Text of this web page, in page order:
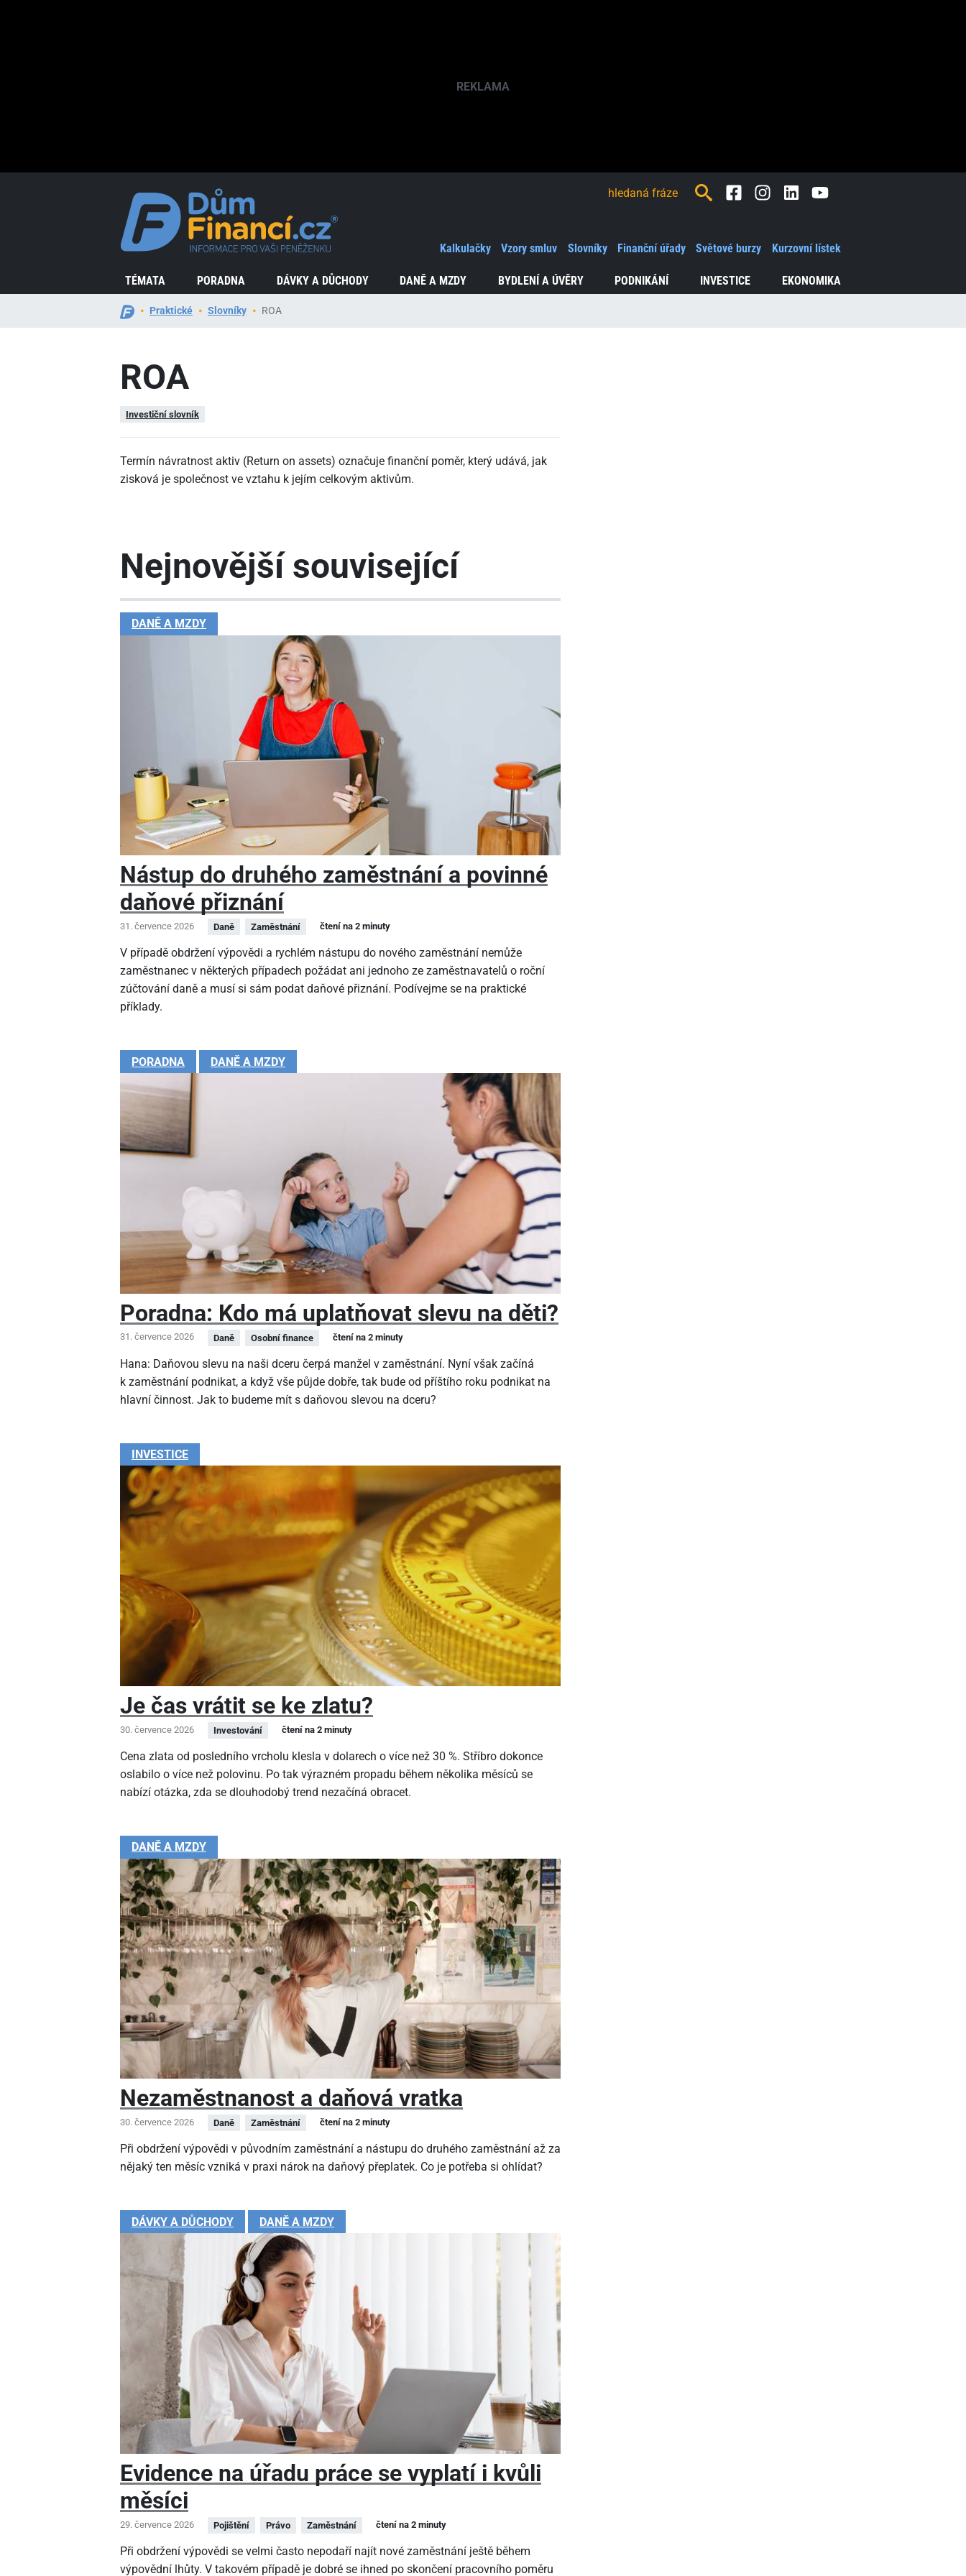
TÉMATA PORADNA DÁVKY A DŮCHODY DANĚ A MZDY BYDLENÍ A ÚVĚRY PODNIKÁNÍ INVESTICE EKONOMIKA
Kalkulačky Vzory smluv Slovníky Finanční úřady Světové burzy Kurzovní lístek
FacebookInstagramLinkedInYoutube
Praktické Slovníky ROA
ROA
Investiční slovník
Termín návratnost aktiv (Return on assets) označuje finanční poměr, který udává, jak
zisková je společnost ve vztahu k jejím celkovým aktivům.
Nejnovější související
DANĚ A MZDY
Nástup do druhého zaměstnání a povinné
daňové přiznání
31. července 2026 Daně Zaměstnání čtení na 2 minuty
V případě obdržení výpovědi a rychlém nástupu do nového zaměstnání nemůže
zaměstnanec v některých případech požádat ani jednoho ze zaměstnavatelů o roční
zúčtování daně a musí si sám podat daňové přiznání. Podívejme se na praktické
příklady.
PORADNA DANĚ A MZDY
Poradna: Kdo má uplatňovat slevu na děti?
31. července 2026 Daně Osobní finance čtení na 2 minuty
Hana: Daňovou slevu na naši dceru čerpá manžel v zaměstnání. Nyní však začíná
k zaměstnání podnikat, a když vše půjde dobře, tak bude od příštího roku podnikat na
hlavní činnost. Jak to budeme mít s daňovou slevou na dceru?
INVESTICE
Je čas vrátit se ke zlatu?
30. července 2026 Investování čtení na 2 minuty
Cena zlata od posledního vrcholu klesla v dolarech o více než 30 %. Stříbro dokonce
oslabilo o více než polovinu. Po tak výrazném propadu během několika měsíců se
nabízí otázka, zda se dlouhodobý trend nezačíná obracet.
DANĚ A MZDY
Nezaměstnanost a daňová vratka
30. července 2026 Daně Zaměstnání čtení na 2 minuty
Při obdržení výpovědi v původním zaměstnání a nástupu do druhého zaměstnání až za
nějaký ten měsíc vzniká v praxi nárok na daňový přeplatek. Co je potřeba si ohlídat?
DÁVKY A DŮCHODY DANĚ A MZDY
Evidence na úřadu práce se vyplatí i kvůli
měsíci
29. července 2026 Pojištění Právo Zaměstnání čtení na 2 minuty
Při obdržení výpovědi se velmi často nepodaří najít nové zaměstnání ještě během
výpovědní lhůty. V takovém případě je dobré se ihned po skončení pracovního poměru